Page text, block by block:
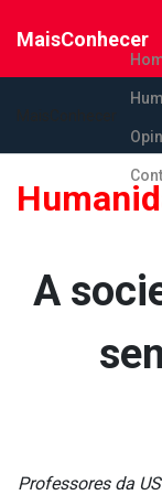
MaisConhecer
A
Professores da